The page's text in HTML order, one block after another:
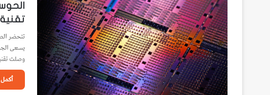
تتحضر
يسعى
وصلت